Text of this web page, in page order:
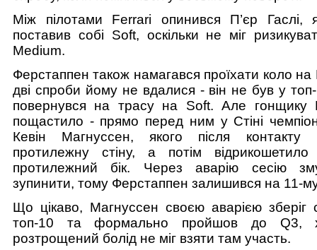
Між пілотами Ferrari опинився П’єр Гаслі,
поставив собі Soft, оскільки не міг
Medium.
Ферстаппен також намагався проїхати коло
дві спроби йому не вдалися - він не був у
повернувся на трасу на Soft. Але
пощастило - прямо перед ним у Стіні
Кевін Магнуссен, якого після контакту
протилежну стіну, а потім
протилежний бік. Через аварію сесію
зупинити, тому Ферстаппен залишився на 11-му
Що цікаво, Магнуссен своєю аварією зберіг
топ-10 та формально пройшов до Q3,
розтрощений болід не міг взяти там участь.